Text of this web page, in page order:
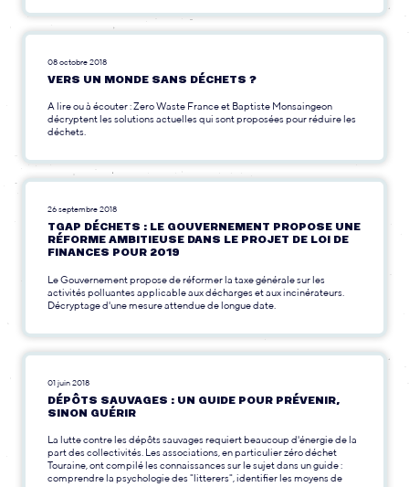
08 octobre 2018
VERS UN MONDE SANS DÉCHETS ?
A lire ou à écouter : Zero Waste France et Baptiste Monsaingeon
décryptent les solutions actuelles qui sont proposées pour réduire les
déchets.
26 septembre 2018
TGAP DÉCHETS : LE GOUVERNEMENT PROPOSE UNE
RÉFORME AMBITIEUSE DANS LE PROJET DE LOI DE
FINANCES POUR 2019
Le Gouvernement propose de réformer la taxe générale sur les
activités polluantes applicable aux décharges et aux incinérateurs.
Décryptage d'une mesure attendue de longue date.
01 juin 2018
DÉPÔTS SAUVAGES : UN GUIDE POUR PRÉVENIR,
SINON GUÉRIR
La lutte contre les dépôts sauvages requiert beaucoup d'énergie de la
part des collectivités. Les associations, en particulier zéro déchet
Touraine, ont compilé les connaissances sur le sujet dans un guide :
comprendre la psychologie des "litterers", identifier les moyens de